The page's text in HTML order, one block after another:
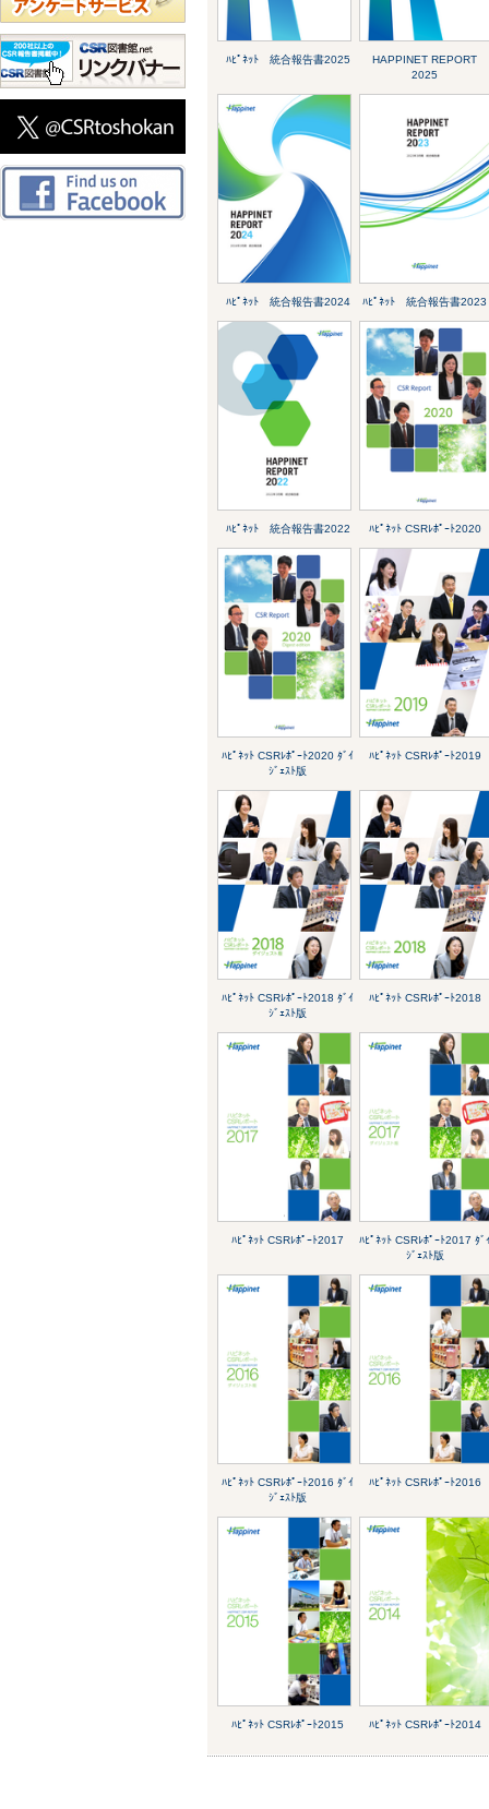
ﾊﾋﾟﾈｯﾄ 統合報告書2025
HAPPINET REPORT
2025
ﾊﾋﾟﾈｯﾄ 統合報告書2024 ﾊﾋﾟﾈｯﾄ 統合報告書2023
ﾊﾋﾟﾈｯﾄ 統合報告書2022 ﾊﾋﾟﾈｯﾄ CSRﾚﾎﾟｰﾄ2020
ﾊﾋﾟﾈｯﾄ CSRﾚﾎﾟｰﾄ2020 ﾀﾞｲ
ｼﾞｪｽﾄ版
ﾊﾋﾟﾈｯﾄ CSRﾚﾎﾟｰﾄ2019
ﾊﾋﾟﾈｯﾄ CSRﾚﾎﾟｰﾄ2018 ﾀﾞｲ
ｼﾞｪｽﾄ版
ﾊﾋﾟﾈｯﾄ CSRﾚﾎﾟｰﾄ2018
ﾊﾋﾟﾈｯﾄ CSRﾚﾎﾟｰﾄ2017
ﾊﾋﾟﾈｯﾄ CSRﾚﾎﾟｰﾄ2017 ﾀﾞ
ｼﾞｪｽﾄ版
ﾊﾋﾟﾈｯﾄ CSRﾚﾎﾟｰﾄ2016 ﾀﾞｲ
ｼﾞｪｽﾄ版
ﾊﾋﾟﾈｯﾄ CSRﾚﾎﾟｰﾄ2016
ﾊﾋﾟﾈｯﾄ CSRﾚﾎﾟｰﾄ2015 ﾊﾋﾟﾈｯﾄ CSRﾚﾎﾟｰﾄ2014